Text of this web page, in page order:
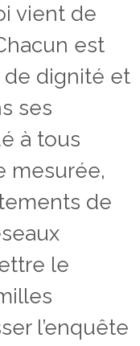
vient de
est
de dignité et
ses
à tous
mesurée,
de
le
l’enquête